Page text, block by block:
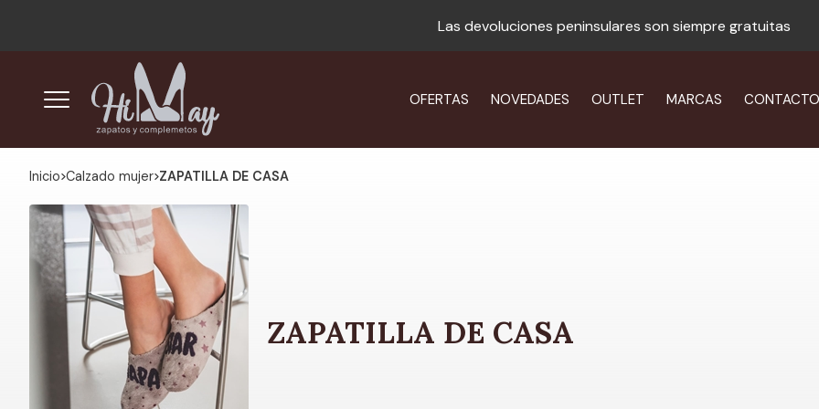
Las devoluciones peninsulares son siempre gratuitas
OFERTAS NOVEDADES OUTLET MARCAS CONTACTO
Inicio calzado mujer ZAPATILLA DE CASA
ZAPATILLA DE CASA